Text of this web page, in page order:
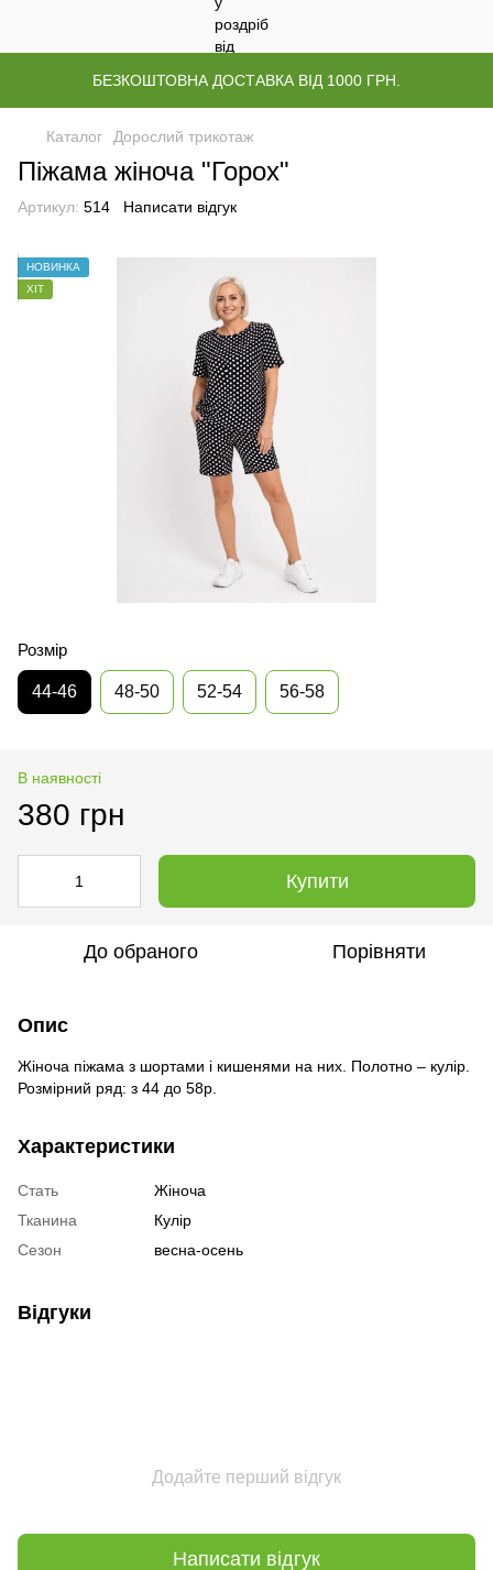
БЕЗКОШТОВНА ДОСТАВКА ВІД 1000 ГРН.
Каталог Дорослий трикотаж
Піжама жіноча "Горох"
Артикул: 514 Написати відгук
НОВИНКА
ХІТ
Розмір
44-46 48-50 52-54 56-58
В наявності
380 грн
Купити
До обраного Порівняти
Опис
Жіноча піжама з шортами і кишенями на них. Полотно – кулір.
Розмірний ряд: з 44 до 58р.
Характеристики
Стать
Жіноча
Тканина
Кулір
Сезон
весна-осень
Відгуки
Додайте перший відгук
Написати відгук